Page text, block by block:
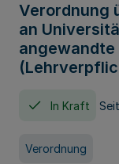
Verordnung
an
In Kraft
Verordnung